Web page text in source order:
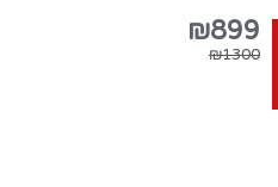
₪899
₪1300